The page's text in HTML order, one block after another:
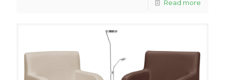
Read more